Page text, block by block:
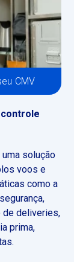
CMV
solução
voos e
como a
de deliveries,
prima,